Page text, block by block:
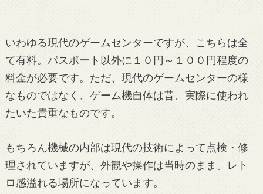
いわゆる現代のゲームセンターですが、こちらは全
て有料。パスポート以外に１０円～１００円程度の
料金が必要です。ただ、現代のゲームセンターの様
なものではなく、ゲーム機自体は昔、実際に使われ
たいた貴重なものです。
もちろん機械の内部は現代の技術によって点検・修
理されていますが、外観や操作は当時のまま。レト
ロ感溢れる場所になっています。